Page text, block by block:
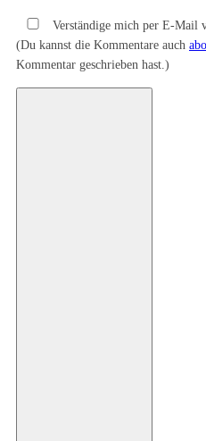
Verständige mich per E-Mail
(Du kannst die Kommentare auch
Kommentar geschrieben hast.)